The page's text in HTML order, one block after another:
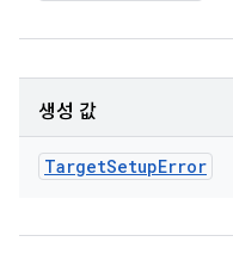
생성 값
TargetSetupError